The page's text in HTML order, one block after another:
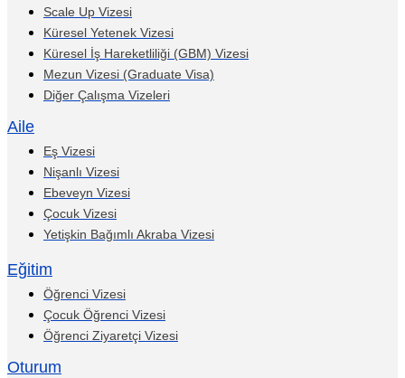
Scale Up Vizesi
Küresel Yetenek Vizesi
Küresel İş Hareketliliği (GBM) Vizesi
Mezun Vizesi (Graduate Visa)
Diğer Çalışma Vizeleri
Aile
Eş Vizesi
Nişanlı Vizesi
Ebeveyn Vizesi
Çocuk Vizesi
Yetişkin Bağımlı Akraba Vizesi
Eğitim
Öğrenci Vizesi
Çocuk Öğrenci Vizesi
Öğrenci Ziyaretçi Vizesi
Oturum